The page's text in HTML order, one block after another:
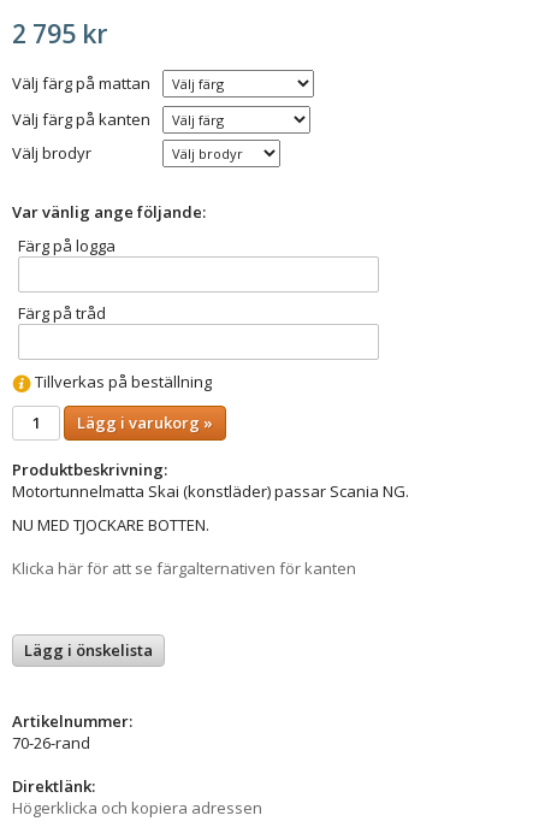
2 795 kr
Välj färg på mattan
Välj färg på kanten
Välj brodyr
Var vänlig ange följande:
Färg på logga
Färg på tråd
Tillverkas på beställning
Lägg i varukorg »
Produktbeskrivning:
Motortunnelmatta Skai (konstläder) passar Scania NG.
NU MED TJOCKARE BOTTEN.
Klicka här för att se färgalternativen för kanten
Lägg i önskelista
Artikelnummer:
70-26-rand
Direktlänk:
Högerklicka och kopiera adressen